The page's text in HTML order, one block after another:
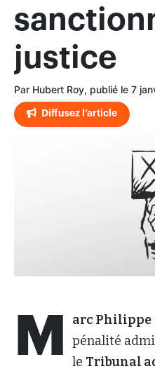
justice
Par Hubert Roy, publié le 7
Diffusez l’article
M arc Philippe
pénalité
le Tribunal